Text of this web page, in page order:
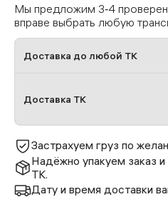
Мы предложим 3‑4
вправе выбрать любую
Доставка до любой ТК
Доставка ТК
Застрахуем груз по
Надёжно упакуем заказ
ТК.
Дату и время доставки